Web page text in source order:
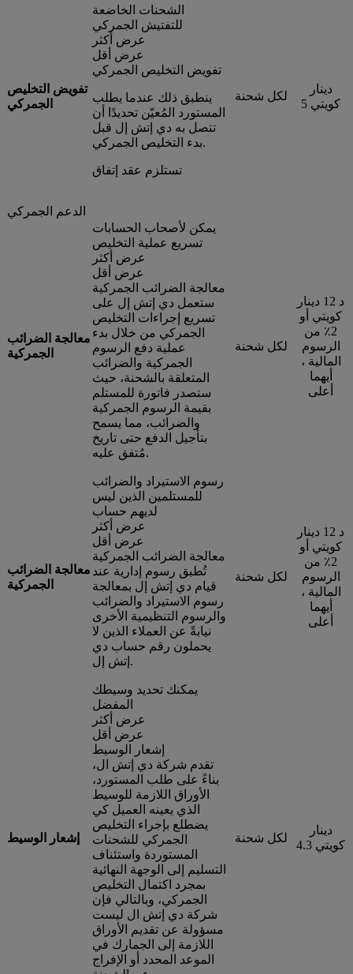
تفويض التخليص
الجمركي
الشحنات الخاضعة
للتفتيش الجمركي
عرض أكثر
عرض أقل
تفويض التخليص الجمركي
ينطبق ذلك عندما يطلب
المستورد المُعيّن تحديدًا أن
تتصل به دي إتش إل قبل
بدء التخليص الجمركي.
تستلزم عقد إتفاق
لكل شحنة
دينار
كويتي 5
الدعم الجمركي
معالجة الضرائب
الجمركية
يمكن لأصحاب الحسابات
تسريع عملية التخليص
عرض أكثر
عرض أقل
معالجة الضرائب الجمركية
ستعمل دي إتش إل على
تسريع إجراءات التخليص
الجمركي من خلال بدء
عملية دفع الرسوم
الجمركية والضرائب
المتعلقة بالشحنة، حيث
ستصدر فاتورة للمستلم
بقيمة الرسوم الجمركية
والضرائب، مما يسمح
بتأجيل الدفع حتى تاريخ
مُتفق عليه.
لكل شحنة
د 12 دينار
كويتي أو
2٪ من
الرسوم
المالية ،
أيهما
أعلى
معالجة الضرائب
الجمركية
رسوم الاستيراد والضرائب
للمستلمين الذين ليس
لديهم حساب
عرض أكثر
عرض أقل
معالجة الضرائب الجمركية
تُطبق رسوم إدارية عند
قيام دي إتش إل بمعالجة
رسوم الاستيراد والضرائب
والرسوم التنظيمية الأخرى
نيابةً عن العملاء الذين لا
يحملون رقم حساب دي
إتش إل.
لكل شحنة
د 12 دينار
كويتي أو
2٪ من
الرسوم
المالية ،
أيهما
أعلى
إشعار الوسيط
يمكنك تحديد وسيطك
المفضل
عرض أكثر
عرض أقل
إشعار الوسيط
تقدم شركة دي إتش ال،
بناءً على طلب المستورد،
الأوراق اللازمة للوسيط
الذي يعينه العميل كي
يضطلع بإجراء التخليص
الجمركي للشحنات
المستوردة واستئناف
التسليم إلى الوجهة النهائية
بمجرد اكتمال التخليص
الجمركي، وبالتالي فإن
شركة دي إتش ال ليست
مسؤولة عن تقديم الأوراق
اللازمة إلى الجمارك في
الموعد المحدد أو الإفراج
لكل شحنة
دينار
كويتي 4.3